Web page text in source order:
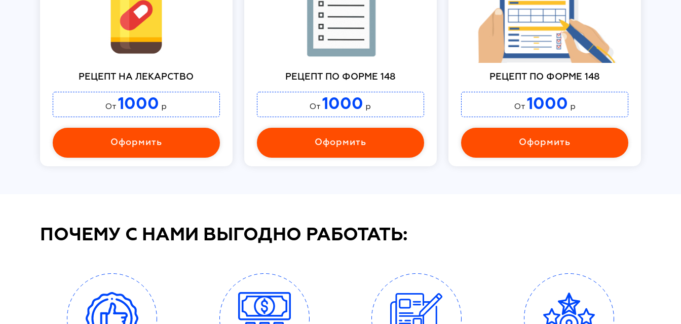
РЕЦЕПТ НА ЛЕКАРСТВО
От 1000 р
Оформить
РЕЦЕПТ ПО ФОРМЕ 148
От 1000 р
Оформить
РЕЦЕПТ ПО ФОРМЕ 148
От 1000 р
Оформить
ПОЧЕМУ С НАМИ ВЫГОДНО РАБОТАТЬ: